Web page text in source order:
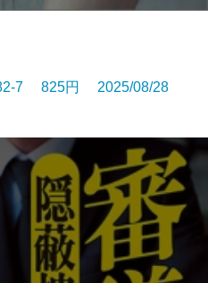
7 825円 2025/08/28